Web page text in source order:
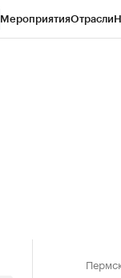
МероприятияОтрасли